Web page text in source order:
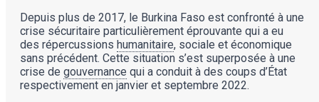
Depuis plus de 2017, le Burkina Faso est confronté à une
crise sécuritaire particulièrement éprouvante qui a eu
des répercussions humanitaire, sociale et économique
sans précédent. Cette situation s’est superposée à une
crise de gouvernance qui a conduit à des coups d’État
respectivement en janvier et septembre 2022.